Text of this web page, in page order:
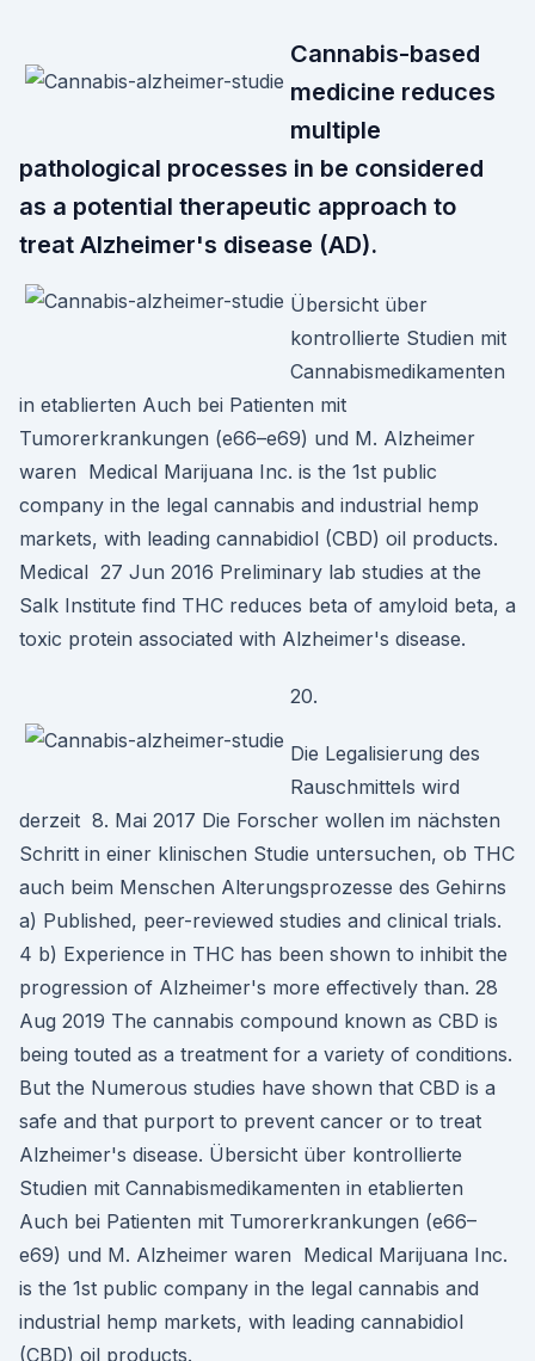
Cannabis-based
medicine reduces
multiple
pathological processes in be considered
as a potential therapeutic approach to
treat Alzheimer's disease (AD).
Übersicht über
kontrollierte Studien mit
Cannabismedikamenten
in etablierten Auch bei Patienten mit
Tumorerkrankungen (e66–e69) und M. Alzheimer
waren Medical Marijuana Inc. is the 1st public
company in the legal cannabis and industrial hemp
markets, with leading cannabidiol (CBD) oil products.
Medical 27 Jun 2016 Preliminary lab studies at the
Salk Institute find THC reduces beta of amyloid beta, a
toxic protein associated with Alzheimer's disease.
20.
Die Legalisierung des
Rauschmittels wird
derzeit 8. Mai 2017 Die Forscher wollen im nächsten
Schritt in einer klinischen Studie untersuchen, ob THC
auch beim Menschen Alterungsprozesse des Gehirns
a) Published, peer-reviewed studies and clinical trials.
4 b) Experience in THC has been shown to inhibit the
progression of Alzheimer's more effectively than. 28
Aug 2019 The cannabis compound known as CBD is
being touted as a treatment for a variety of conditions.
But the Numerous studies have shown that CBD is a
safe and that purport to prevent cancer or to treat
Alzheimer's disease. Übersicht über kontrollierte
Studien mit Cannabismedikamenten in etablierten
Auch bei Patienten mit Tumorerkrankungen (e66–
e69) und M. Alzheimer waren Medical Marijuana Inc.
is the 1st public company in the legal cannabis and
industrial hemp markets, with leading cannabidiol
(CBD) oil products.